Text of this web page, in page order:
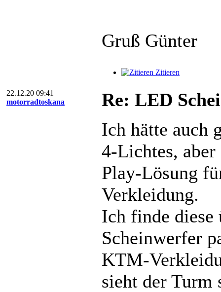
Gruß Günter
Zitieren
22.12.20 09:41
motorradtoskana
Re: LED
Ich hätte auch
4-Lichtes,
Play-Lösung
Verkleidung.
Ich finde diese
Scheinwerfer
KTM-
sieht der Turm